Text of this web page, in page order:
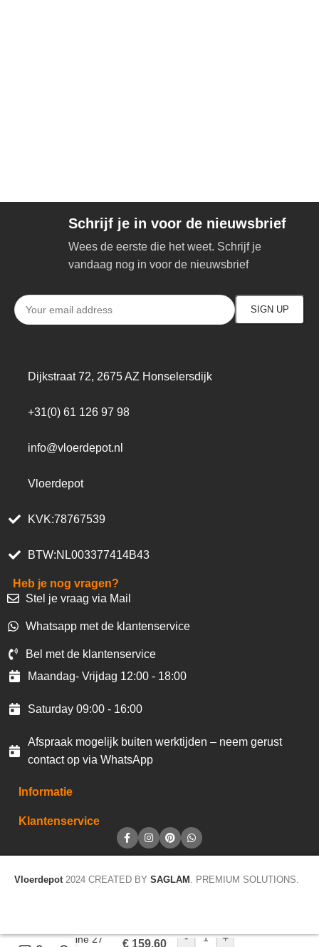
Schrijf je in voor de nieuwsbrief
Wees de eerste die het weet. Schrijf je
vandaag nog in voor de nieuwsbrief
Dijkstraat 72, 2675 AZ Honselersdijk
+31(0) 61 126 97 98
info@vloerdepot.nl
Vloerdepot
KVK:78767539
BTW:NL003377414B43
Heb je nog vragen?
Stel je vraag via Mail
Whatsapp met de klantenservice
Bel met de klantenservice
Maandag- Vrijdag 12:00 - 18:00
Saturday 09:00 - 16:00
Afspraak mogelijk buiten werktijden – neem gerust
contact op via WhatsApp
Informatie
Klantenservice
Vloerdepot 2024 CREATED BY SAGLAM . PREMIUM SOLUTIONS.
Homeline 27
€ 159,60 - +